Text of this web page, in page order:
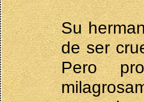
Su
de ser
Pero